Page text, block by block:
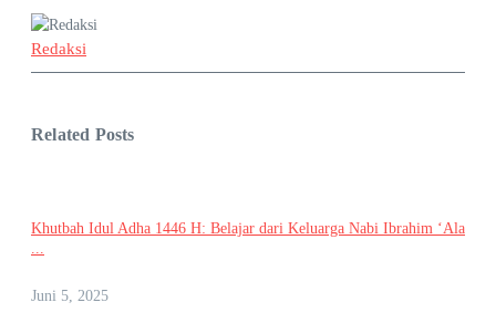
Redaksi
Related Posts
Khutbah Idul Adha 1446 H: Belajar dari Keluarga Nabi Ibrahim ‘Ala
Juni 5, 2025